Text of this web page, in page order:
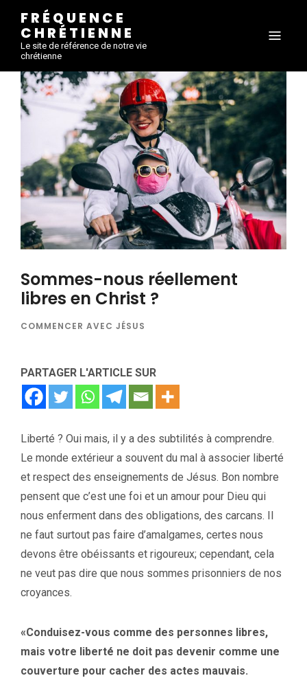
FRÉQUENCE
CHRÉTIENNE
Le site de référence de notre vie
chrétienne
Sommes-nous réellement
libres en Christ ?
COMMENCER AVEC JÉSUS
PARTAGER L'ARTICLE SUR
Liberté ? Oui mais, il y a des subtilités à comprendre.
Le monde extérieur a souvent du mal à associer liberté
et respect des enseignements de Jésus. Bon nombre
pensent que c’est une foi et un amour pour Dieu qui
nous enferment dans des obligations, des carcans. Il
ne faut surtout pas faire d’amalgames, certes nous
devons être obéissants et rigoureux; cependant, cela
ne veut pas dire que nous sommes prisonniers de nos
croyances.
«Conduisez-vous comme des personnes libres,
mais votre liberté ne doit pas devenir comme une
couverture pour cacher des actes mauvais.